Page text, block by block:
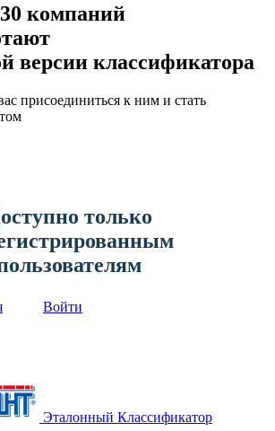
компаний
версии классификатора
присоединиться к ним и стать
только
Войти
Эталонный Классификатор